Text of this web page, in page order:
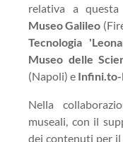
relativa a
Museo Galileo
Tecnologia
Museo delle
(Napoli) e Infini.to-
Nella
museali, con il
dei contenuti per il